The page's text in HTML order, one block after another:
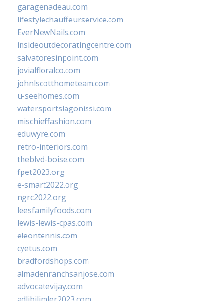
garagenadeau.com
lifestylechauffeurservice.com
EverNewNails.com
insideoutdecoratingcentre.com
salvatoresinpoint.com
jovialfloralco.com
johnlscotthometeam.com
u-seehomes.com
watersportslagonissi.com
mischieffashion.com
eduwyre.com
retro-interiors.com
theblvd-boise.com
fpet2023.org
e-smart2022.org
ngrc2022.org
leesfamilyfoods.com
lewis-lewis-cpas.com
eleontennis.com
cyetus.com
bradfordshops.com
almadenranchsanjose.com
advocatevijay.com